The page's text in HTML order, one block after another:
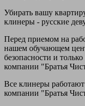
Убирать вашу
клинеры - русские
Перед приемом на
нашем обучающем
безопасности и
компании "Братья
Все клинеры
компании "Братья